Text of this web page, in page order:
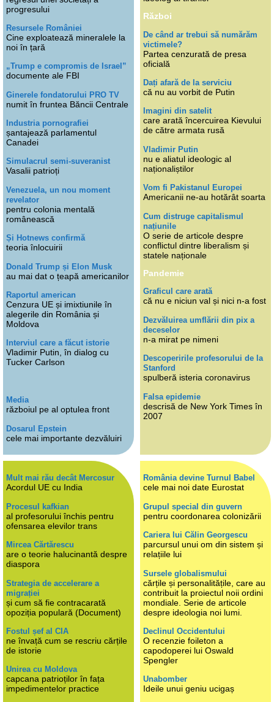
progresului
Resursele României
Cine exploatează mineralele la
noi în țară
„Trump e compromis de Israel”
documente ale FBI
Ginerele fondatorului PRO TV
numit în fruntea Băncii Centrale
Industria pornografiei
șantajează parlamentul
Canadei
Simulacrul semi-suveranist
Vasalii patrioți
Venezuela, un nou moment
revelator
pentru colonia mentală
românească
Și Hotnews confirmă
teoria înlocuirii
Donald Trump și Elon Musk
au mai dat o țeapă americanilor
Raportul american
Cenzura UE și imixtiunile în
alegerile din România și
Moldova
Interviul care a făcut istorie
Vladimir Putin, în dialog cu
Tucker Carlson
Media
războiul pe al optulea front
Dosarul Epstein
cele mai importante dezvăluiri
Război
De când ar trebui să numărăm
victimele?
Partea cenzurată de presa
oficială
Dați afară de la serviciu
că nu au vorbit de Putin
Imagini din satelit
care arată încercuirea Kievului
de către armata rusă
Vladimir Putin
nu e aliatul ideologic al
naționaliștilor
Vom fi Pakistanul Europei
Americanii ne-au hotărât soarta
Cum distruge capitalismul
națiunile
O serie de articole despre
conflictul dintre liberalism și
statele naționale
Pandemie
Graficul care arată
că nu e niciun val și nici n-a fost
Dezvăluirea umflării din pix a
deceselor
n-a mirat pe nimeni
Descoperirile profesorului de la
Stanford
spulberă isteria coronavirus
Falsa epidemie
descrisă de New York Times în
2007
Mult mai rău decât Mercosur
Acordul UE cu India
Procesul kafkian
al profesorului închis pentru
ofensarea elevilor trans
Mircea Cărtărescu
are o teorie halucinantă despre
diaspora
Strategia de accelerare a
migrației
și cum să fie contracarată
opoziția populară (Document)
Fostul șef al CIA
ne învață cum se rescriu cărțile
de istorie
Unirea cu Moldova
capcana patrioților în fața
impedimentelor practice
România devine Turnul Babel
cele mai noi date Eurostat
Grupul special din guvern
pentru coordonarea colonizării
Cariera lui Călin Georgescu
parcursul unui om din sistem și
relațiile lui
Sursele globalismului
cărțile și personalitățile, care au
contribuit la proiectul noii ordini
mondiale. Serie de articole
despre ideologia noi lumi.
Declinul Occidentului
O recenzie foileton a
capodoperei lui Oswald
Spengler
Unabomber
Ideile unui geniu ucigaș